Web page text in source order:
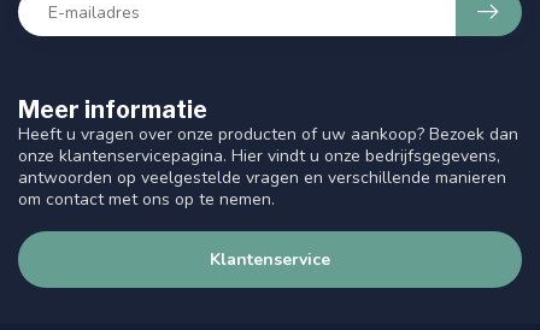
Meer informatie
Heeft u vragen over onze producten of uw aankoop? Bezoek dan
onze klantenservicepagina. Hier vindt u onze bedrijfsgegevens,
antwoorden op veelgestelde vragen en verschillende manieren
om contact met ons op te nemen.
Klantenservice